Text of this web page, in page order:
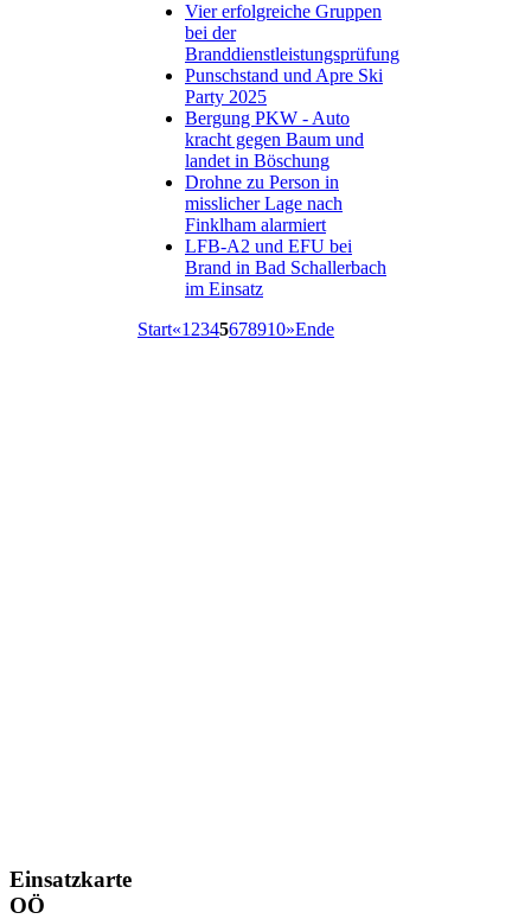
Vier erfolgreiche Gruppen
bei der
Branddienstleistungsprüfung
Punschstand und Apre Ski
Party 2025
Bergung PKW - Auto
kracht gegen Baum und
landet in Böschung
Drohne zu Person in
misslicher Lage nach
Finklham alarmiert
LFB-A2 und EFU bei
Brand in Bad Schallerbach
im Einsatz
Start«1 2345678910»Ende
Einsatzkarte
OÖ